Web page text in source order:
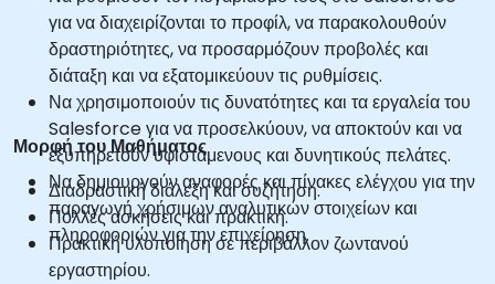
για να διαχειρίζονται το προφίλ, να παρακολουθούν
δραστηριότητες, να προσαρμόζουν προβολές και
διάταξη και να εξατομικεύουν τις ρυθμίσεις.
Να χρησιμοποιούν τις δυνατότητες και τα εργαλεία του
Salesforce για να προσελκύουν, να αποκτούν και να
εξυπηρετούν υφιστάμενους και δυνητικούς πελάτες.
Να δημιουργούν αναφορές και πίνακες ελέγχου για την
παραγωγή χρήσιμων αναλυτικών στοιχείων και
πληροφοριών για την επιχείρηση.
Μορφή του Μαθήματος
Διαδραστική διάλεξη και συζήτηση.
Πολλές ασκήσεις και πρακτική.
Πρακτική υλοποίηση σε περιβάλλον ζωντανού
εργαστηρίου.